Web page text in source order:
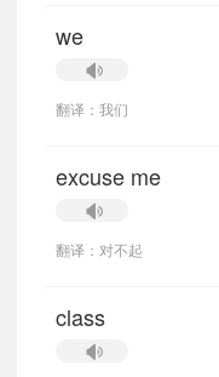
we
翻译：我们
excuse me
翻译：对不起
class